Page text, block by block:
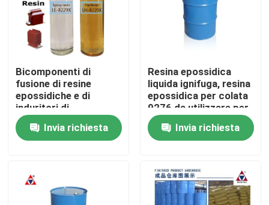
Casa.
Bicomponenti di
fusione di resine
epossidiche e di
induritori di
trasformatori di
corrente e tensione
Invia richiesta
Resina epossidica
liquida ignifuga, resina
epossidica per colata
9276 da utilizzare per
trasformatori di media
e alta tensione
Invia richiesta